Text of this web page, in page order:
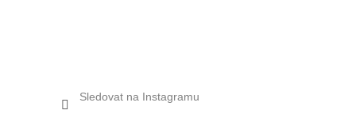
Sledovat na Instagramu